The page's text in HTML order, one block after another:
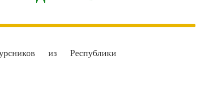
из Республики